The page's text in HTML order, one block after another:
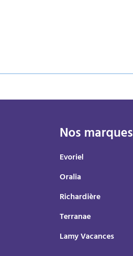
Nos marques
Evoriel
Oralia
Richardière
Terranae
Lamy Vacances